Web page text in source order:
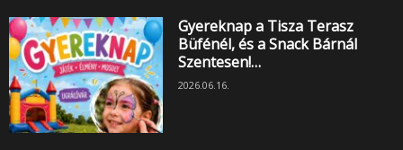
Gyereknap a Tisza Terasz
Büfénél, és a Snack Bárnál
Szentesen!…
2026.06.16.